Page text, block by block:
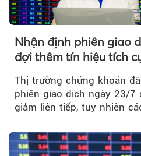
Nhận định phiên giao
đợi thêm tín hiệu tích
Thị trường chứng khoán
phiên giao dịch ngày 23/7
giảm liên tiếp, tuy nhiên